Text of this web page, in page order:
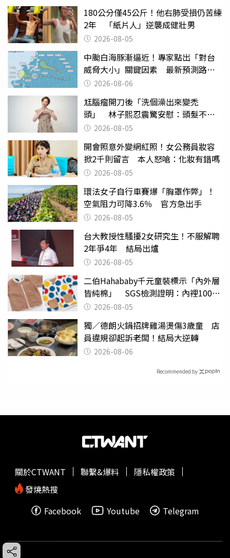
180公分僅45公斤！他右肺受損仍苦練
2年 「紙片人」逆襲成健壯男
2026-08-05
中颱白海豚漸逼近！專家點出「對台
威脅大小」關鍵因素 最新預測路徑
曝 2026-08-06
尪腦瘤開刀後「洗個澡出來變禿
頭」 林子熙忍震驚安慰：頭髮不重
要 2026-08-05
開會照意外變網紅照！女公務員妝容
掀2千則留言 本人怒嗆：化妝有錯嗎
2026-08-05
環法女子自行車賽爆「胸罩作弊」！
空氣阻力可降3.6％ 官方急出手
2026-08-05
台大教授性騷擾2女研究生！不服解聘
2年爭4年 結局出爐
2026-08-05
二伯Hahababy千元童裝標示「內外層
皆純棉」 SGS檢測證明：內裡100%
聚酯纖維
2026-08-05
獨／德朗火鍋招牌雞湯燙傷3歲童 店
員違規卻起訴老闆！結局大逆轉
2026-08-06
Recommended by
關於CTWANT 聯繫&爆料
隱私權政策
發燒熱搜
Facebook
Youtube Telegram